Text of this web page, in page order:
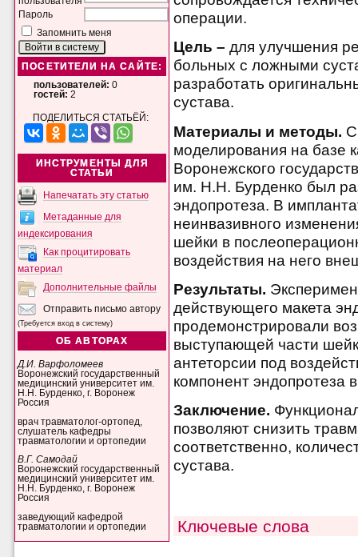
Пароль
Запомнить меня
ПОСЕТИТЕЛИ НА САЙТЕ:
пользователей: 0
гостей: 2
ПОДЕЛИТЬСЯ СТАТЬЁЙ:
ИНСТРУМЕНТЫ ДЛЯ
СТАТЬИ
Напечатать эту статью
Метаданные для
индексирования
Как процитировать
материал
Дополнительные файлы
Отправить письмо автору
(Требуется вход в систему)
ОБ АВТОРАХ
Д.И. Варфоломеев
Воронежский государственный
медицинский университет им.
Н.Н. Бурденко, г. Воронеж
Россия
врач травматолог-ортопед,
слушатель кафедры
травматологии и ортопедии
В.Г. Самодай
Воронежский государственный
медицинский университет им.
Н.Н. Бурденко, г. Воронеж
Россия
заведующий кафедрой
травматологии и ортопедии
операции.
Цель –для улучшения
больных с ложными
разработать
сустава.
Материалы и методы.
моделирования на базе
Воронежского
им. Н.Н. Бурденко был
эндопротеза. В
неинвазивного
шейки в
воздействия на него
Результаты.
действующего макета
продемонстрировали
выступающей части
антеторсии под
компонент эндопротеза
Заключение.
позволяют снизить
соответственно,
сустава.
Ключевые слова